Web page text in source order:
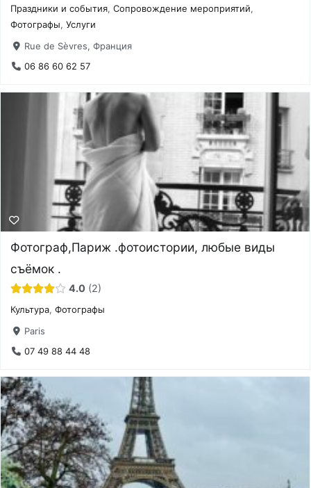
Праздники и события,Сопровождение мероприятий,
Фотографы,Услуги
Rue de Sèvres, Франция
06 86 60 62 57
Фотограф,Париж .фотоистории, любые виды
съёмок .
4.0 2
Культура,Фотографы
Paris
07 49 88 44 48